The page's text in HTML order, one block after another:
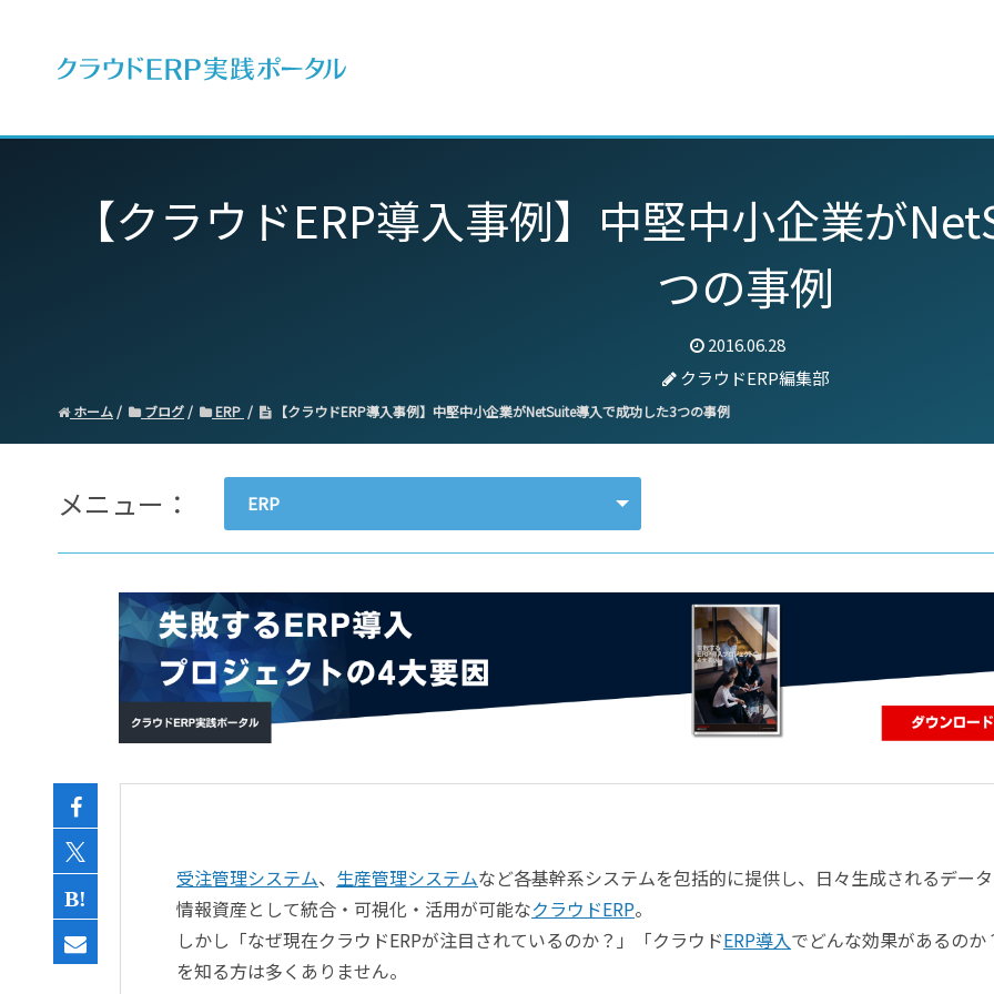
【クラウドERP導入事例】中堅中小企業が
つの事例
2016.06.28
クラウドERP編集部
ホーム ブログ ERP 【クラウドERP導入事例】中堅中小企業がNetSuite導入で成功した3つの事例
メニュー： ERP
会計
経営／業績管理
サプライチェーン／生産管理
CRM／営業支援／Eコマース
データ分析／BI
受注管理システム、 生産管理システムなど各基幹系システムを包括的に提供し、日々生成されるデー
情報資産として統合・可視化・活用が可能なクラウドERP。
しかし「なぜ現在クラウドERPが注目されているのか？」「クラウドERP導入でどんな効果があるのか
を知る方は多くありません。